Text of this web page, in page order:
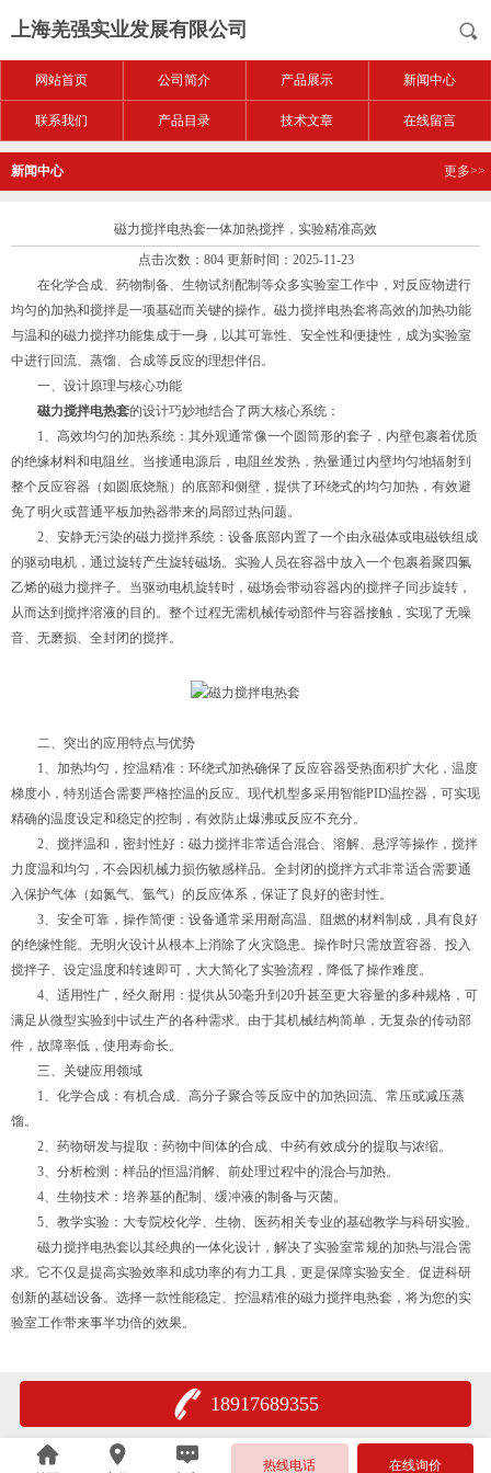
上海羌强实业发展有限公司
网站首页 公司简介 产品展示 新闻中心
联系我们 产品目录 技术文章 在线留言
新闻中心 更多>>
磁力搅拌电热套一体加热搅拌，实验精准高效
点击次数：804 更新时间：2025-11-23
在化学合成、药物制备、生物试剂配制等众多实验室工作中，对反应物进行
均匀的加热和搅拌是一项基础而关键的操作。磁力搅拌电热套将高效的加热功能
与温和的磁力搅拌功能集成于一身，以其可靠性、安全性和便捷性，成为实验室
中进行回流、蒸馏、合成等反应的理想伴侣。
一、设计原理与核心功能
磁力搅拌电热套的设计巧妙地结合了两大核心系统：
1、高效均匀的加热系统：其外观通常像一个圆筒形的套子，内壁包裹着优质
的绝缘材料和电阻丝。当接通电源后，电阻丝发热，热量通过内壁均匀地辐射到
整个反应容器（如圆底烧瓶）的底部和侧壁，提供了环绕式的均匀加热，有效避
免了明火或普通平板加热器带来的局部过热问题。
2、安静无污染的磁力搅拌系统：设备底部内置了一个由永磁体或电磁铁组成
的驱动电机，通过旋转产生旋转磁场。实验人员在容器中放入一个包裹着聚四氟
乙烯的磁力搅拌子。当驱动电机旋转时，磁场会带动容器内的搅拌子同步旋转，
从而达到搅拌溶液的目的。整个过程无需机械传动部件与容器接触，实现了无噪
音、无磨损、全封闭的搅拌。
二、突出的应用特点与优势
1、加热均匀，控温精准：环绕式加热确保了反应容器受热面积扩大化，温度
梯度小，特别适合需要严格控温的反应。现代机型多采用智能PID温控器，可实现
精确的温度设定和稳定的控制，有效防止爆沸或反应不充分。
2、搅拌温和，密封性好：磁力搅拌非常适合混合、溶解、悬浮等操作，搅拌
力度温和均匀，不会因机械力损伤敏感样品。全封闭的搅拌方式非常适合需要通
入保护气体（如氮气、氩气）的反应体系，保证了良好的密封性。
3、安全可靠，操作简便：设备通常采用耐高温、阻燃的材料制成，具有良好
的绝缘性能。无明火设计从根本上消除了火灾隐患。操作时只需放置容器、投入
搅拌子、设定温度和转速即可，大大简化了实验流程，降低了操作难度。
4、适用性广，经久耐用：提供从50毫升到20升甚至更大容量的多种规格，可
满足从微型实验到中试生产的各种需求。由于其机械结构简单，无复杂的传动部
件，故障率低，使用寿命长。
三、关键应用领域
1、化学合成：有机合成、高分子聚合等反应中的加热回流、常压或减压蒸
馏。
2、药物研发与提取：药物中间体的合成、中药有效成分的提取与浓缩。
3、分析检测：样品的恒温消解、前处理过程中的混合与加热。
4、生物技术：培养基的配制、缓冲液的制备与灭菌。
5、教学实验：大专院校化学、生物、医药相关专业的基础教学与科研实验。
磁力搅拌电热套以其经典的一体化设计，解决了实验室常规的加热与混合需
求。它不仅是提高实验效率和成功率的有力工具，更是保障实验安全、促进科研
创新的基础设备。选择一款性能稳定、控温精准的磁力搅拌电热套，将为您的实
验室工作带来事半功倍的效果。
18917689355
热线电话 在线询价